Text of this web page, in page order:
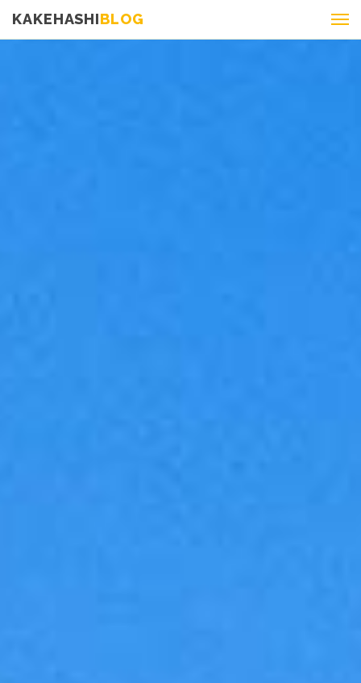
KAKEHASHIBLOG